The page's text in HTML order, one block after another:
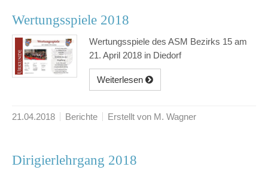
Wertungsspiele 2018
Wertungsspiele des ASM Bezirks 15 am
21. April 2018 in Diedorf
Weiterlesen
21.04.2018 Berichte Erstellt von M. Wagner
Dirigierlehrgang 2018